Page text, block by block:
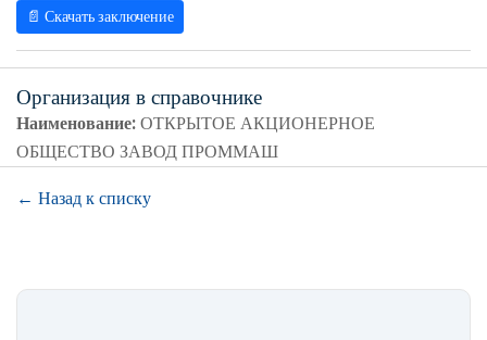
📄 Скачать заключение
Организация в справочнике
Наименование:ОТКРЫТОЕ АКЦИОНЕРНОЕ
ОБЩЕСТВО ЗАВОД ПРОММАШ
← Назад к списку